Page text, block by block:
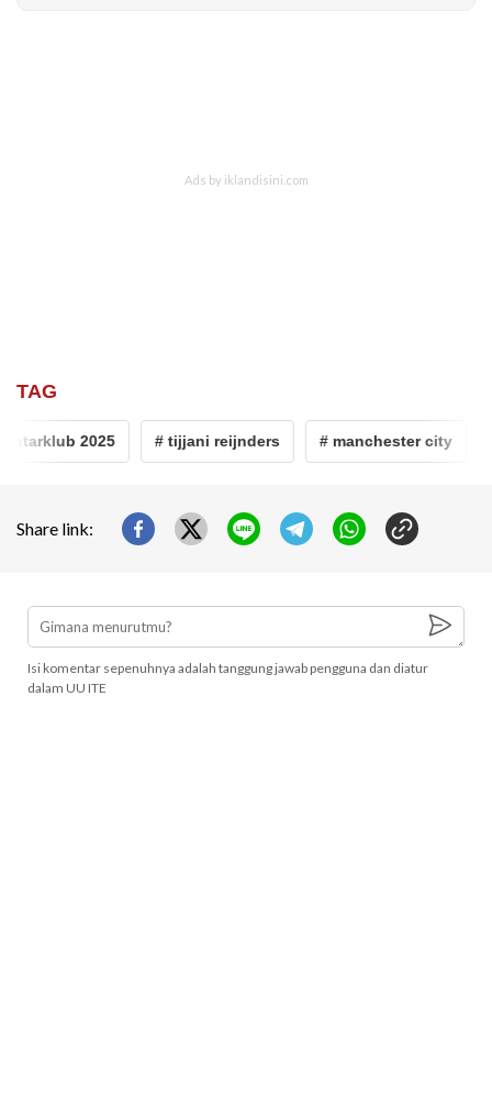
TAG
2025 # tijjani reijnders # manchester city
Share link:
Isi komentar sepenuhnya adalah tanggung jawab pengguna dan diatur
dalam UU ITE